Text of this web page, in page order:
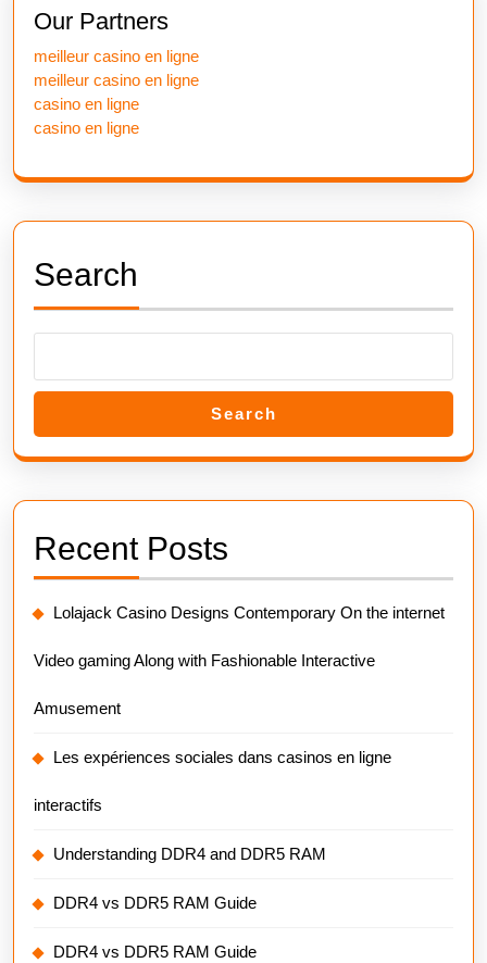
post:
Our Partners
meilleur casino en ligne
meilleur casino en ligne
casino en ligne
casino en ligne
Search
Search
Recent Posts
Lolajack Casino Designs Contemporary On the internet
Video gaming Along with Fashionable Interactive
Amusement
Les expériences sociales dans casinos en ligne
interactifs
Understanding DDR4 and DDR5 RAM
DDR4 vs DDR5 RAM Guide
DDR4 vs DDR5 RAM Guide